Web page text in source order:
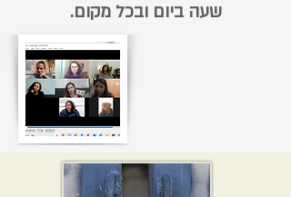
שעה ביום ובכל מקום.